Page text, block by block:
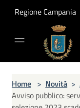
Regione Campania
Home > Novità >
Avviso pubblico: